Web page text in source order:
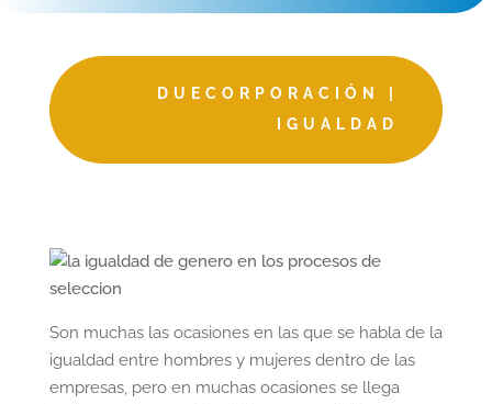
DUECORPORACIÓN
IGUALDAD
Son muchas las ocasiones en las que se habla de la
igualdad entre hombres y mujeres dentro de las
empresas, pero en muchas ocasiones se llega